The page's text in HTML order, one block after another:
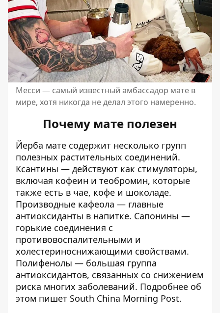
Месси — самый известный амбассадор мате в
мире, хотя никогда не делал этого намеренно.
Почему мате полезен
Йерба мате содержит несколько групп
полезных растительных соединений.
Ксантины — действуют как стимуляторы,
включая кофеин и теобромин, которые
также есть в чае, кофе и шоколаде.
Производные кафеола — главные
антиоксиданты в напитке. Сапонины —
горькие соединения с
противовоспалительными и
холестериноснижающими свойствами.
Полифенолы — большая группа
антиоксидантов, связанных со снижением
риска многих заболеваний. Подробнее об
этом пишет South China Morning Post.